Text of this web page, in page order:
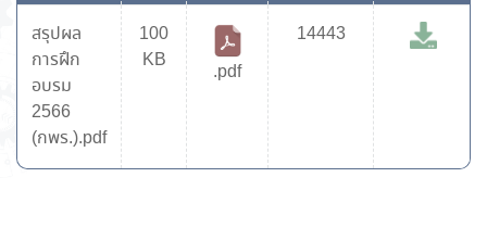
สรุปผล
การฝึก
อบรม
2566
(กพร.).pdf
100
KB
.pdf
14443